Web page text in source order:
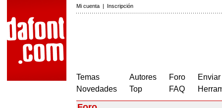
Mi cuenta | Inscripción
Temas
Novedades
Autores
Top
Foro
FAQ